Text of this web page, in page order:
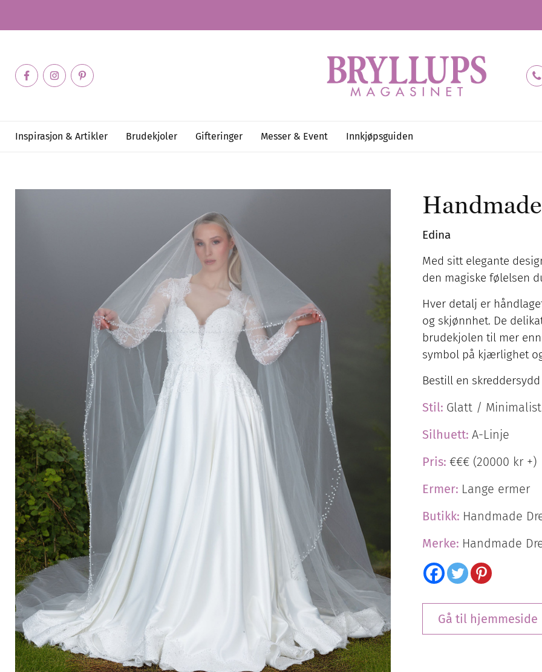
Inspirasjon & Artikler Brudekjoler Gifteringer Messer & Event Innkjøpsguiden
Edina
Med sitt elegante
den magiske følelsen
Hver detalj er
og skjønnhet. De
brudekjolen til mer
symbol på kjærlighet
Bestill en
Stil: Glatt /
Silhuett: A-Linje
Pris: €€€ (20000 kr +)
Ermer: Lange ermer
Butikk: Handmade
Merke: Handmade
Gå til hjemmeside